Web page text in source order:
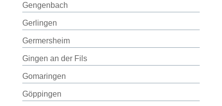
Gengenbach
Gerlingen
Germersheim
Gingen an der Fils
Gomaringen
Göppingen